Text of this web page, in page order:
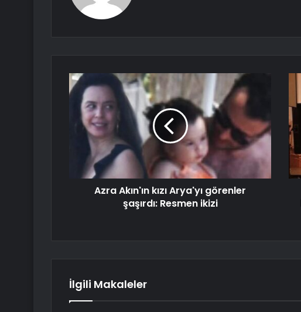
Azra Akın'ın kızı Arya'yı görenler
şaşırdı: Resmen ikizi
İlgili Makaleler